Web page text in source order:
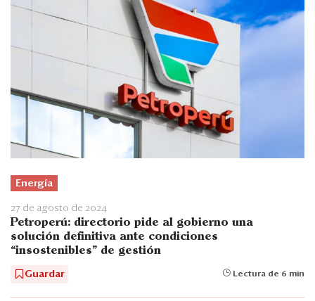
Energía
27 de agosto de 2024
Petroperú: directorio pide al gobierno una
solución definitiva ante condiciones
“insostenibles” de gestión
Guardar Lectura de 6 min